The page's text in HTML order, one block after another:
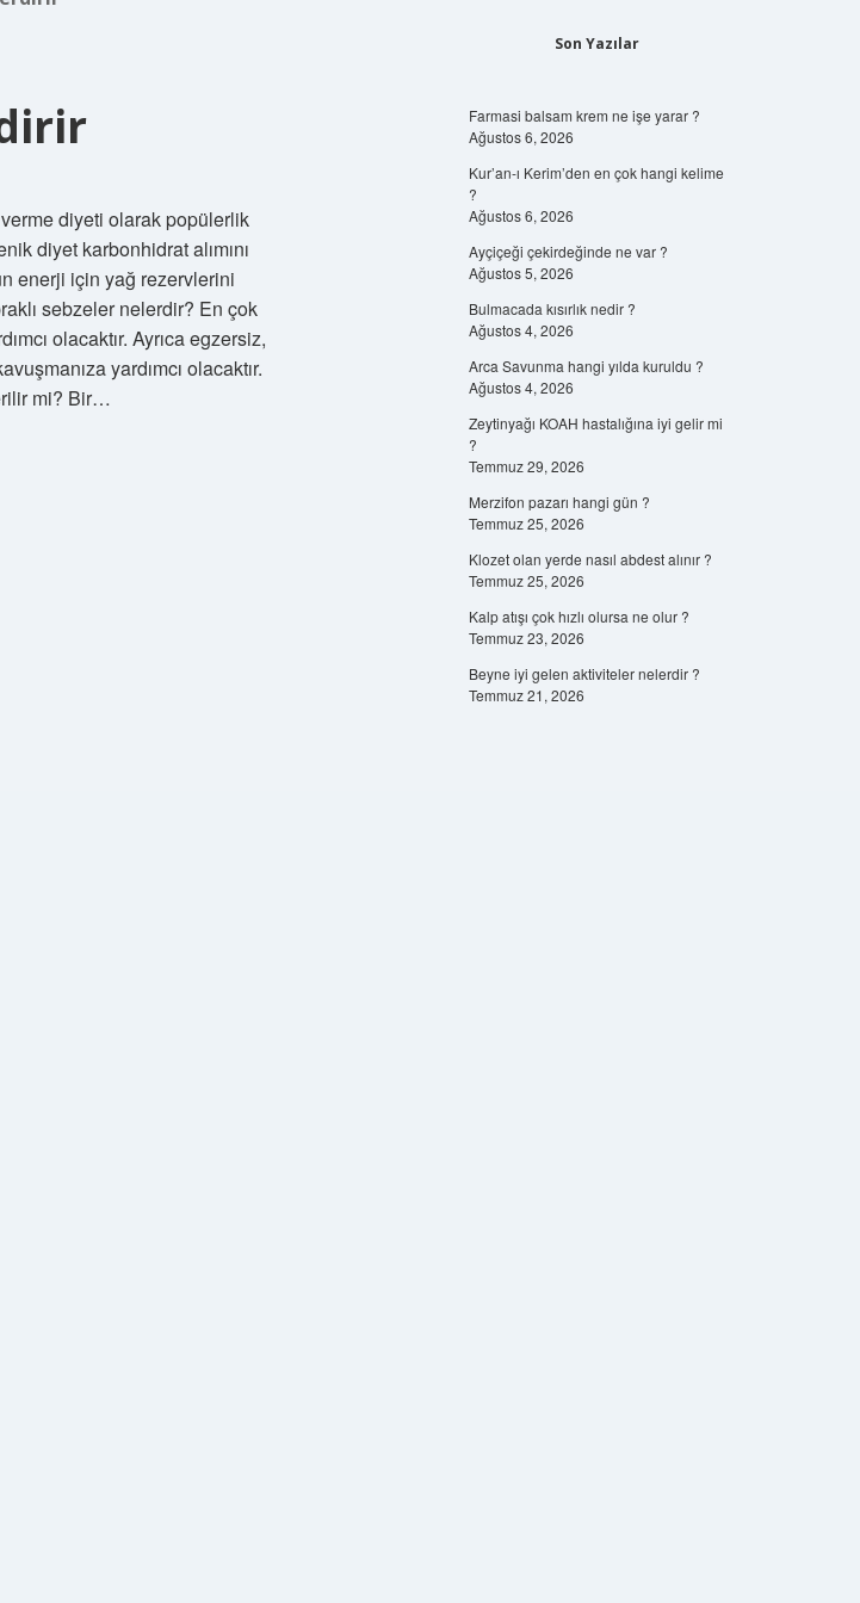
verme diyeti olarak popülerlik
diyet karbonhidrat alımını
enerji için yağ rezervlerini
sebzeler nelerdir? En çok
olacaktır. Ayrıca egzersiz,
yardımcı olacaktır.
mi? Bir…
Son Yazılar
Farmasi balsam krem ne işe yarar ?
Ağustos 6, 2026
Kur’an-ı Kerim’den en çok hangi kelime
?
Ağustos 6, 2026
Ayçiçeği çekirdeğinde ne var ?
Ağustos 5, 2026
Bulmacada kısırlık nedir ?
Ağustos 4, 2026
Arca Savunma hangi yılda kuruldu ?
Ağustos 4, 2026
Zeytinyağı KOAH hastalığına iyi gelir mi
?
Temmuz 29, 2026
Merzifon pazarı hangi gün ?
Temmuz 25, 2026
Klozet olan yerde nasıl abdest alınır ?
Temmuz 25, 2026
Kalp atışı çok hızlı olursa ne olur ?
Temmuz 23, 2026
Beyne iyi gelen aktiviteler nelerdir ?
Temmuz 21, 2026